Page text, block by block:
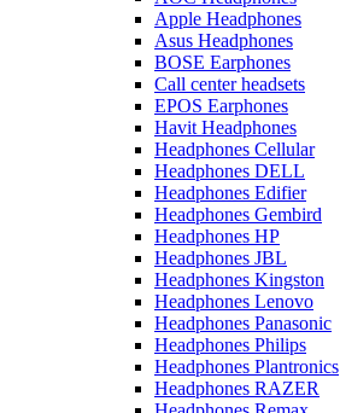
Apple Headphones
Asus Headphones
BOSE Earphones
Call center headsets
EPOS Earphones
Havit Headphones
Headphones Cellular
Headphones DELL
Headphones Edifier
Headphones Gembird
Headphones HP
Headphones JBL
Headphones Kingston
Headphones Lenovo
Headphones Panasonic
Headphones Philips
Headphones Plantronics
Headphones RAZER